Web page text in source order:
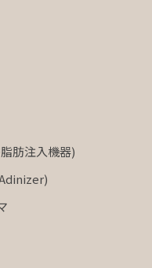
肪注入機器)